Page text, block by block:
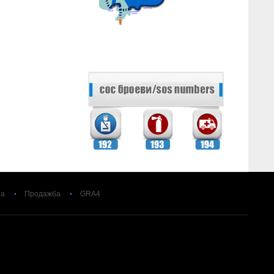
Продажба GRA4